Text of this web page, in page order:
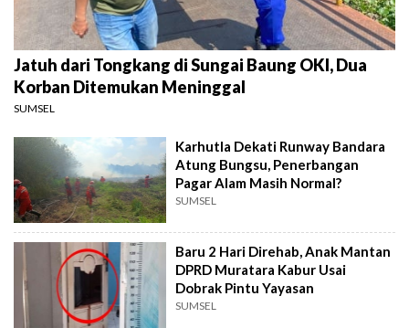
Jatuh dari Tongkang di Sungai Baung OKI, Dua
Korban Ditemukan Meninggal
SUMSEL
Karhutla Dekati Runway Bandara
Atung Bungsu, Penerbangan
Pagar Alam Masih Normal?
SUMSEL
Baru 2 Hari Direhab, Anak Mantan
DPRD Muratara Kabur Usai
Dobrak Pintu Yayasan
SUMSEL